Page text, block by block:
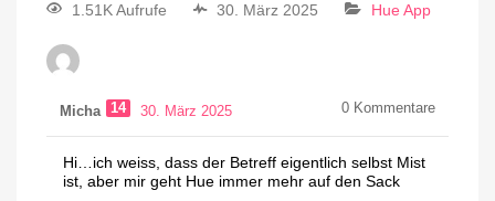
1.51K Aufrufe 30. März 2025 Hue App
Micha 14 30. März 2025 0 Kommentare
Hi…ich weiss, dass der Betreff eigentlich selbst Mist
ist, aber mir geht Hue immer mehr auf den Sack